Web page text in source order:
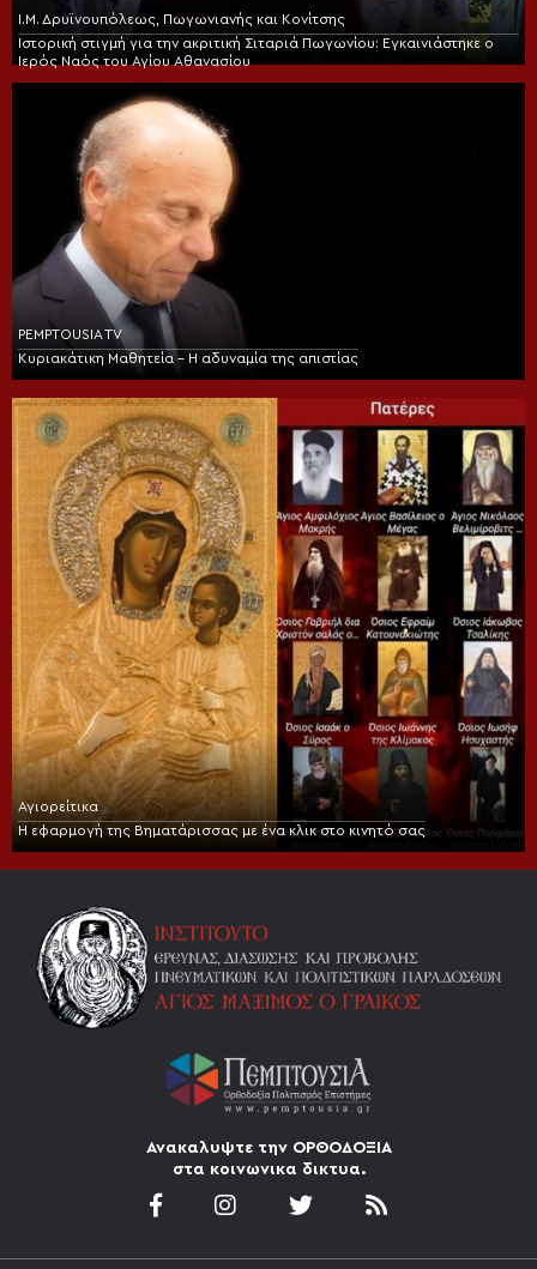
Ι.Μ. Δρυϊνουπόλεως, Πωγωνιανής και Κονίτσης
Ιστορική στιγμή για την ακριτική Σιταριά Πωγωνίου: Εγκαινιάστηκε ο
Ιερός Ναός του Αγίου Αθανασίου
PEMPTOUSIA TV
Κυριακάτικη Μαθητεία – Η αδυναμία της απιστίας
Αγιορείτικα
Η εφαρμογή της Βηματάρισσας με ένα κλικ στο κινητό σας
Ανακαλυψτε την ΟΡΘΟΔΟΞΙΑ
στα κοινωνικα δικτυα.